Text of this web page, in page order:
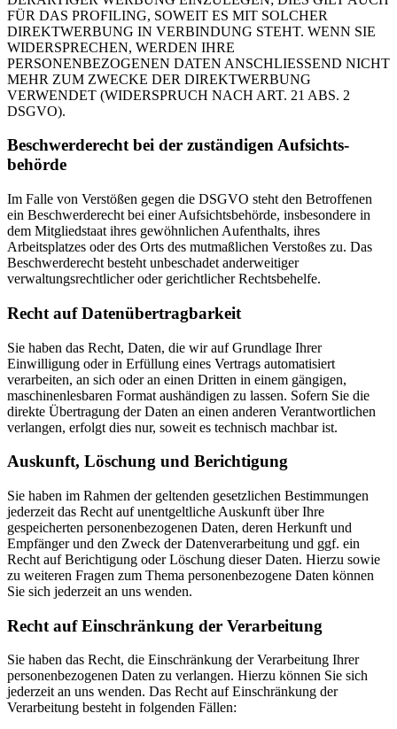
FÜR DAS PROFILING, SOWEIT ES MIT SOLCHER
DIREKTWERBUNG IN VERBINDUNG STEHT. WENN SIE
WIDERSPRECHEN, WERDEN IHRE
PERSONENBEZOGENEN DATEN ANSCHLIESSEND NICHT
MEHR ZUM ZWECKE DER DIREKTWERBUNG
VERWENDET (WIDERSPRUCH NACH ART. 21 ABS. 2
DSGVO).
Beschwerde­recht bei der zuständigen Aufsichts­
behörde
Im Falle von Verstößen gegen die DSGVO steht den Betroffenen
ein Beschwerderecht bei einer Aufsichtsbehörde, insbesondere in
dem Mitgliedstaat ihres gewöhnlichen Aufenthalts, ihres
Arbeitsplatzes oder des Orts des mutmaßlichen Verstoßes zu. Das
Beschwerderecht besteht unbeschadet anderweitiger
verwaltungsrechtlicher oder gerichtlicher Rechtsbehelfe.
Recht auf Daten­übertrag­barkeit
Sie haben das Recht, Daten, die wir auf Grundlage Ihrer
Einwilligung oder in Erfüllung eines Vertrags automatisiert
verarbeiten, an sich oder an einen Dritten in einem gängigen,
maschinenlesbaren Format aushändigen zu lassen. Sofern Sie die
direkte Übertragung der Daten an einen anderen Verantwortlichen
verlangen, erfolgt dies nur, soweit es technisch machbar ist.
Auskunft, Löschung und Berichtigung
Sie haben im Rahmen der geltenden gesetzlichen Bestimmungen
jederzeit das Recht auf unentgeltliche Auskunft über Ihre
gespeicherten personenbezogenen Daten, deren Herkunft und
Empfänger und den Zweck der Datenverarbeitung und ggf. ein
Recht auf Berichtigung oder Löschung dieser Daten. Hierzu sowie
zu weiteren Fragen zum Thema personenbezogene Daten können
Sie sich jederzeit an uns wenden.
Recht auf Einschränkung der Verarbeitung
Sie haben das Recht, die Einschränkung der Verarbeitung Ihrer
personenbezogenen Daten zu verlangen. Hierzu können Sie sich
jederzeit an uns wenden. Das Recht auf Einschränkung der
Verarbeitung besteht in folgenden Fällen: